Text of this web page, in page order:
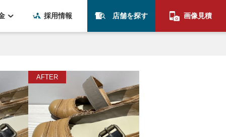
採用情報 店舗を探す 画像見積